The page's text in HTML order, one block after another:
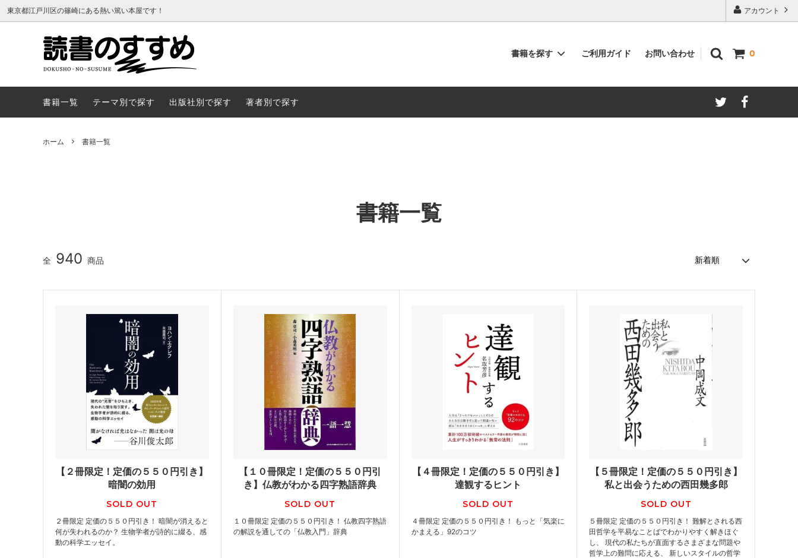
アカウント
東京都江戸川区の篠崎にある熱い篤い本屋です！
0
書籍を探す ご利用ガイド お問い合わせ
書籍一覧 テーマ別で探す 出版社別で探す 著者別で探す
ホーム 書籍一覧
書籍一覧
全 940 商品
【２冊限定！定価の５５０円引き】
暗闇の効用
SOLD OUT
２冊限定 定価の５５０円引き！ 暗闇が消えると
何が失われるのか？ 生物学者が詩的に綴る、感
動の科学エッセイ。
【１０冊限定！定価の５５０円引
き】仏教がわかる四字熟語辞典
SOLD OUT
１０冊限定 定価の５５０円引き！ 仏教四字熟語
の解説を通しての「仏教入門」辞典
【４冊限定！定価の５５０円引き】
達観するヒント
SOLD OUT
４冊限定 定価の５５０円引き！ もっと「気楽に
かまえる」92のコツ
【５冊限定！定価の５５０円引き】
私と出会うための西田幾多郎
SOLD OUT
５冊限定 定価の５５０円引き！ 難解とされる西
田哲学を平易なことばでわかりやすく解きほぐ
し、 現代の私たちが直面するさまざまな問題や
哲学上の難問に応える、 新しいスタイルの哲学